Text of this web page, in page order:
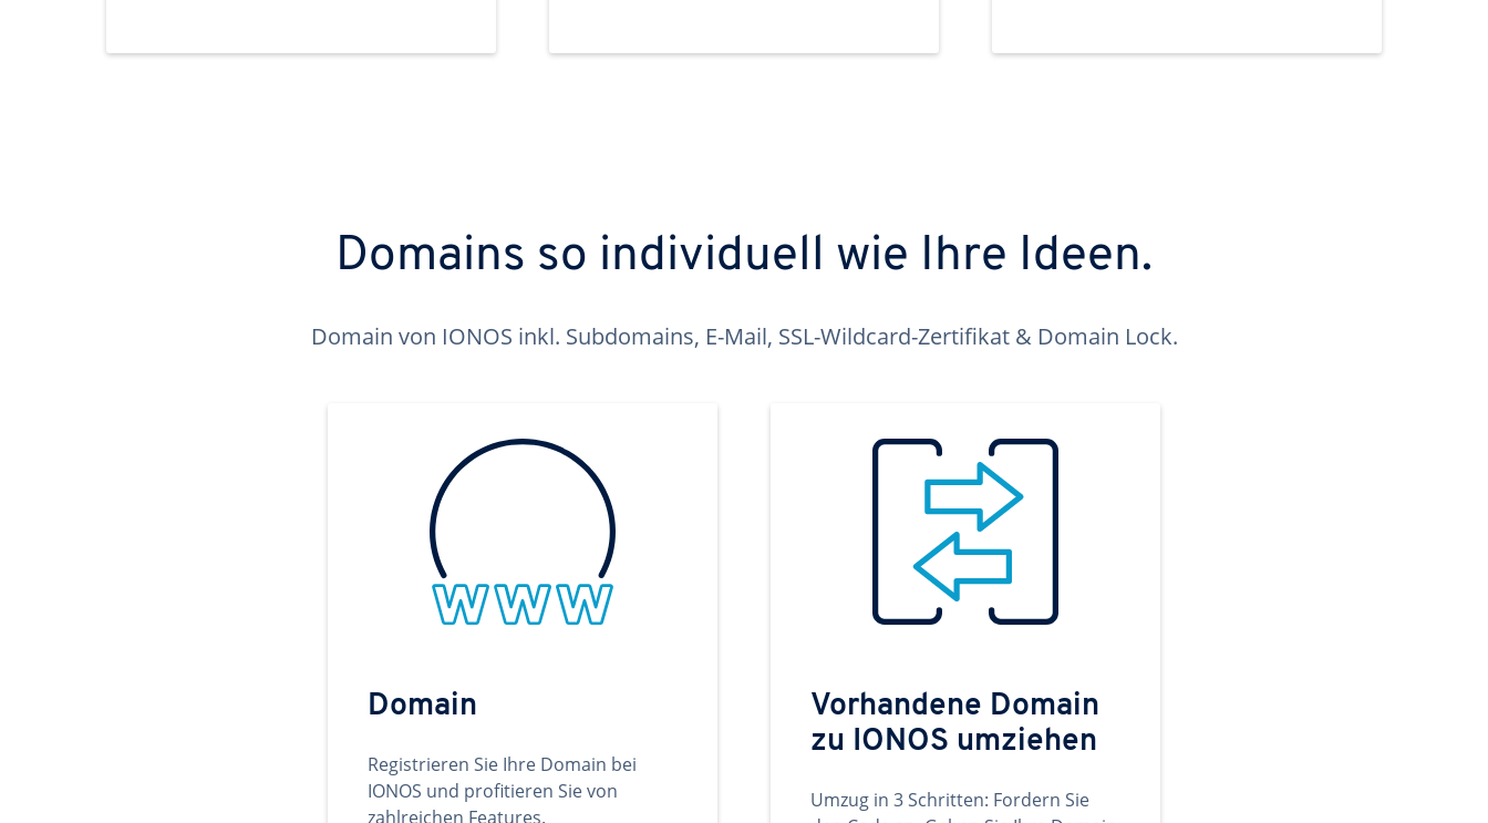
Domains so individuell wie Ihre Ideen.
Domain von IONOS inkl. Subdomains, E-Mail, SSL-Wildcard-Zertifikat & Domain Lock.
Domain
Registrieren Sie Ihre Domain bei
IONOS und profitieren Sie von
zahlreichen Features.
Vorhandene Domain
zu IONOS umziehen
Umzug in 3 Schritten: Fordern Sie